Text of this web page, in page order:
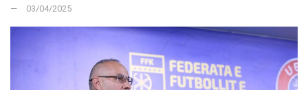
03/04/2025